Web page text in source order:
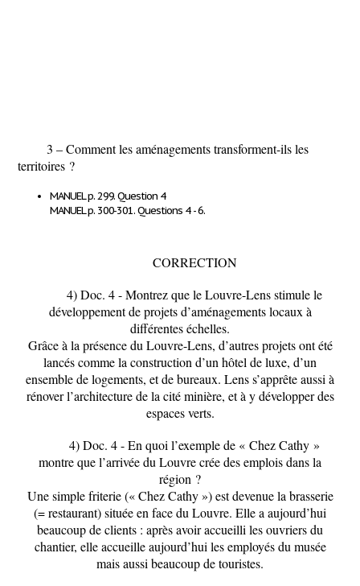
3 –Comment les aménagements transforment-ils les
territoires ?
MANUEL p. 299. Question 4
MANUEL p. 300-301. Questions 4 - 6.
CORRECTION
4)Doc. 4- Montrez que le Louvre-Lens stimule le
développement de projets d’aménagements locaux à
différentes échelles.
Grâce à la présence du Louvre-Lens, d’autres projets ont été
lancés comme la construction d’un hôtel de luxe, d’un
ensemble de logements, et de bureaux. Lens s’apprête aussi à
rénover l’architecture de la cité minière, et à y développer des
espaces verts.
4)Doc. 4- En quoi l’exemple de « Chez Cathy »
montre que l’arrivée du Louvre crée des emplois dans la
région ?
Une simple friterie (« Chez Cathy ») est devenue la brasserie
(= restaurant) située en face du Louvre. Elle a aujourd’hui
beaucoup de clients : après avoir accueilli les ouvriers du
chantier, elle accueille aujourd’hui les employés du musée
mais aussi beaucoup de touristes.